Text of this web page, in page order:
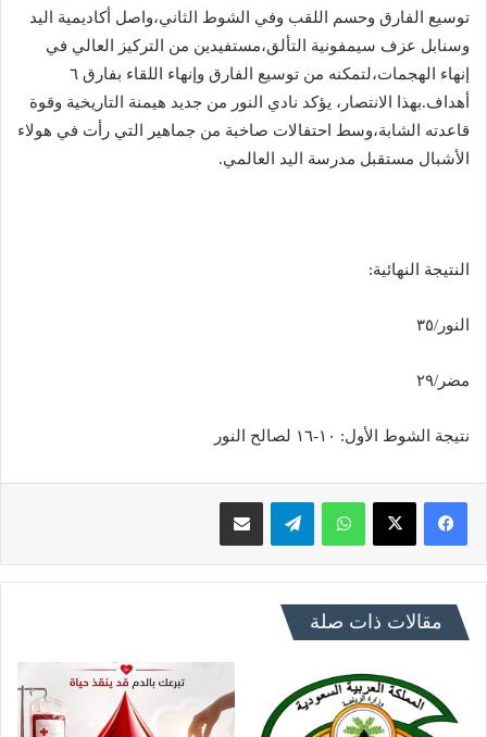
توسيع الفارق وحسم اللقب وفي الشوط الثاني،واصل أكاديمية اليد
وسنابل عزف سيمفونية التألق،مستفيدين من التركيز العالي في
إنهاء الهجمات،لتمكنه من توسيع الفارق وإنهاء اللقاء بفارق ٦
أهداف.بهذا الانتصار، يؤكد نادي النور من جديد هيمنة التاريخية وقوة
قاعدته الشابة،وسط احتفالات صاخبة من جماهير التي رأت في هولاء
الأشبال مستقبل مدرسة اليد العالمي.
النتيجة النهائية:
النور/٣٥
مضر/٢٩
نتيجة الشوط الأول: ١٠-١٦ لصالح النور
فيسبوك X واتساب تيلقرام
مقالات ذات صلة